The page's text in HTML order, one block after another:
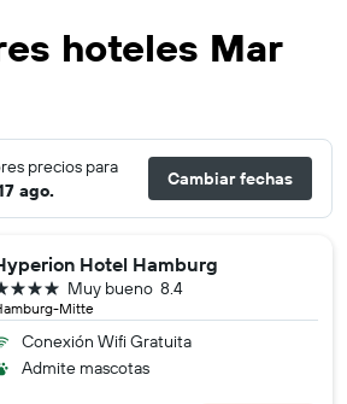
hoteles Mar
precios para
ago.
Cambiar fechas
Hotel Hamburg
Mitte
8.4
Muy bueno
estrellas
Conexión Wifi Gratuita
Admite mascotas